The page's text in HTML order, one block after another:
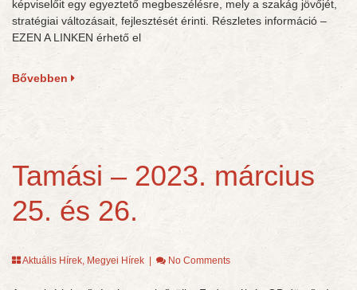
képviselőit egy egyeztető megbeszélésre, mely a szakág jövőjét,
stratégiai változásait, fejlesztését érinti. Részletes információ –
EZEN A LINKEN érhető el
Bővebben
Tamási – 2023. március
25. és 26.
Aktuális Hírek, Megyei Hírek No Comments